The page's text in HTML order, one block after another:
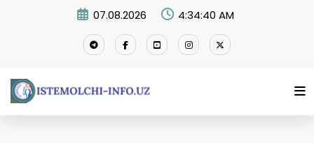
07.08.2026 4:34:40 AM